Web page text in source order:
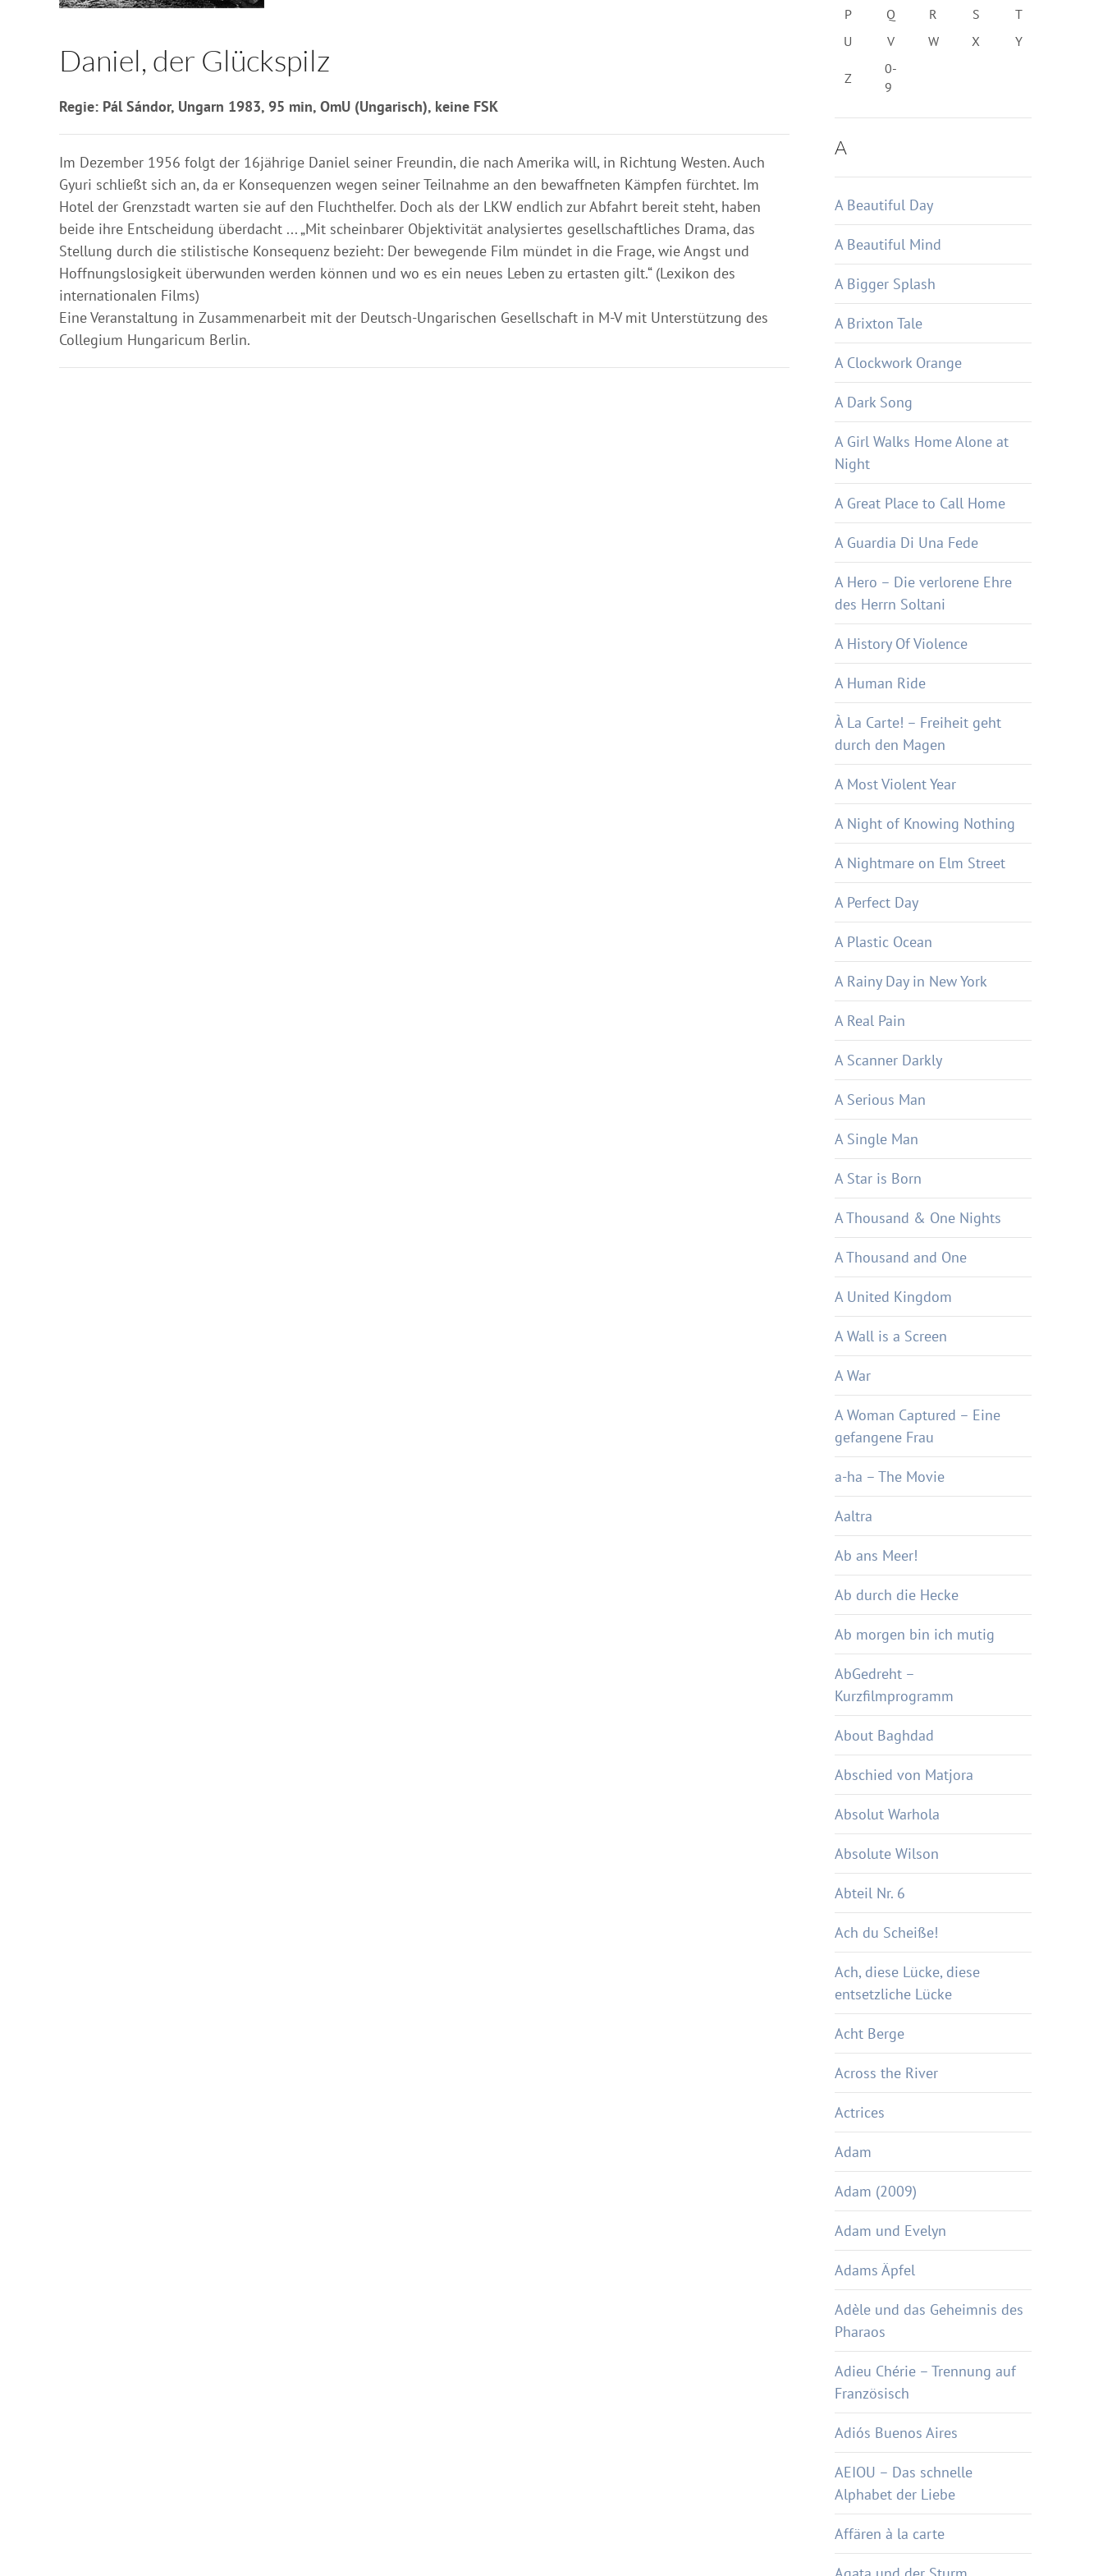
Daniel, der Glückspilz
Regie: Pál Sándor, Ungarn 1983, 95 min, OmU (Ungarisch), keine FSK
Im Dezember 1956 folgt der 16jährige Daniel seiner Freundin, die nach Amerika will, in Richtung Westen. Auch
Gyuri schließt sich an, da er Konsequenzen wegen seiner Teilnahme an den bewaffneten Kämpfen fürchtet. Im
Hotel der Grenzstadt warten sie auf den Fluchthelfer. Doch als der LKW endlich zur Abfahrt bereit steht, haben
beide ihre Entscheidung überdacht ... „Mit scheinbarer Objektivität analysiertes gesellschaftliches Drama, das
Stellung durch die stilistische Konsequenz bezieht: Der bewegende Film mündet in die Frage, wie Angst und
Hoffnungslosigkeit überwunden werden können und wo es ein neues Leben zu ertasten gilt.“ (Lexikon des
internationalen Films)
Eine Veranstaltung in Zusammenarbeit mit der Deutsch-Ungarischen Gesellschaft in M-V mit Unterstützung des
Collegium Hungaricum Berlin.
P
Q R S
T
U
V W X Y
Z
0-
9
A
A Beautiful Day
A Beautiful Mind
A Bigger Splash
A Brixton Tale
A Clockwork Orange
A Dark Song
A Girl Walks Home Alone at
Night
A Great Place to Call Home
A Guardia Di Una Fede
A Hero – Die verlorene Ehre
des Herrn Soltani
A History Of Violence
A Human Ride
À La Carte! – Freiheit geht
durch den Magen
A Most Violent Year
A Night of Knowing Nothing
A Nightmare on Elm Street
A Perfect Day
A Plastic Ocean
A Rainy Day in New York
A Real Pain
A Scanner Darkly
A Serious Man
A Single Man
A Star is Born
A Thousand & One Nights
A Thousand and One
A United Kingdom
A Wall is a Screen
A War
A Woman Captured – Eine
gefangene Frau
a-ha – The Movie
Aaltra
Ab ans Meer!
Ab durch die Hecke
Ab morgen bin ich mutig
AbGedreht –
Kurzfilmprogramm
About Baghdad
Abschied von Matjora
Absolut Warhola
Absolute Wilson
Abteil Nr. 6
Ach du Scheiße!
Ach, diese Lücke, diese
entsetzliche Lücke
Acht Berge
Across the River
Actrices
Adam
Adam (2009)
Adam und Evelyn
Adams Äpfel
Adèle und das Geheimnis des
Pharaos
Adieu Chérie – Trennung auf
Französisch
Adiós Buenos Aires
AEIOU – Das schnelle
Alphabet der Liebe
Affären à la carte